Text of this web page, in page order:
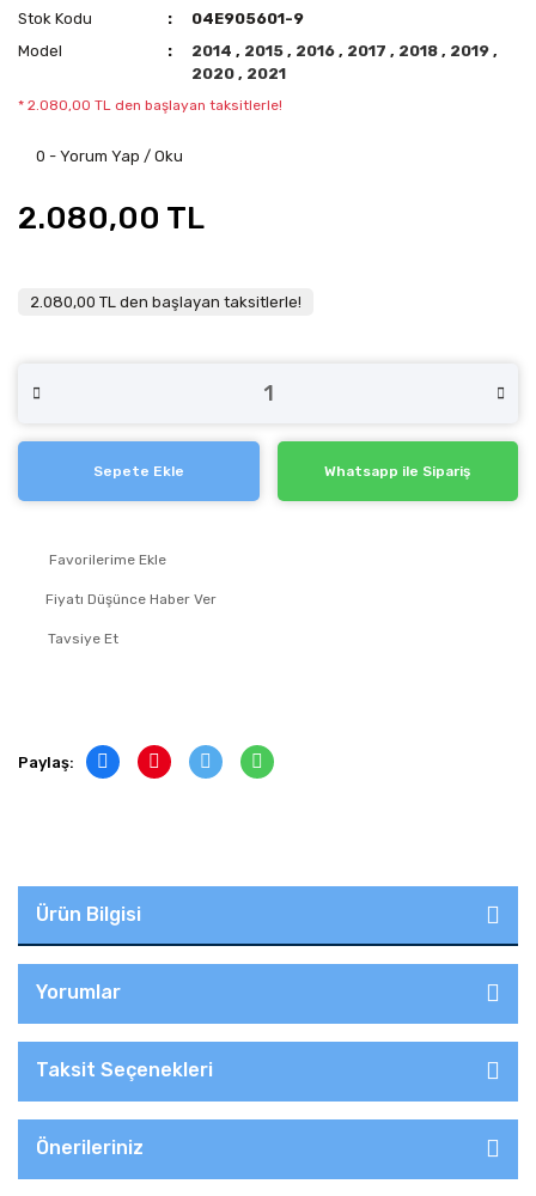
Stok Kodu
04E905601-9
Model
2014, 2015, 2016, 2017, 2018, 2019,
2020, 2021
* 2.080,00 TL den başlayan taksitlerle!
0 - Yorum Yap / Oku
2.080,00 TL
2.080,00 TL den başlayan taksitlerle!
Sepete Ekle Whatsapp ile Sipariş
Fiyatı Düşünce Haber Ver
Tavsiye Et
Paylaş:
Ürün Bilgisi
Yorumlar
Taksit Seçenekleri
Önerileriniz